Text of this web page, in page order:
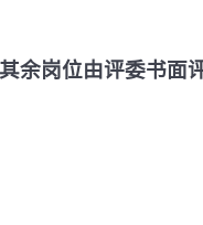
余岗位由评委书面